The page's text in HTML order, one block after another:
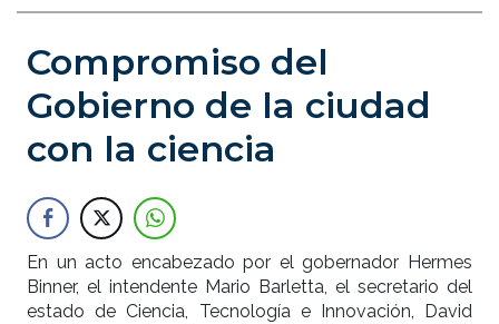
Compromiso del
Gobierno de la ciudad
con la ciencia
En un acto encabezado por el gobernador Hermes
Binner, el intendente Mario Barletta, el secretario del
estado de Ciencia, Tecnología e Innovación, David